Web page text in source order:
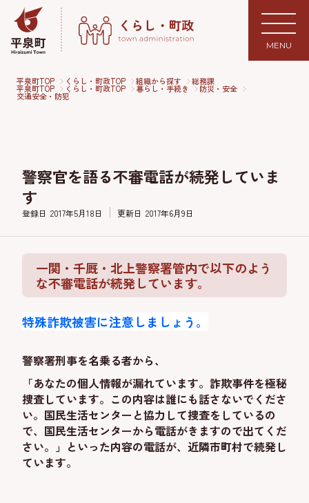
MENU
平泉町TOP くらし・町政TOP 組織から探す 総務課
平泉町TOP くらし・町政TOP 暮らし・手続き 防災・安全
交通安全・防犯
警察官を語る不審電話が続発していま
す
登録日 2017年5月18日 更新日 2017年6月9日
一関・千厩・北上警察署管内で以下のよう
な不審電話が続発しています。
特殊詐欺被害に注意しましょう。
警察署刑事を名乗る者から、
「あなたの個人情報が漏れています。詐欺事件を極秘
捜査しています。この内容は誰にも話さないでくださ
い。国民生活センターと協力して捜査をしているの
で、国民生活センターから電話がきますので出てくだ
さい。」といった内容の電話が、近隣市町村で続発し
ています。